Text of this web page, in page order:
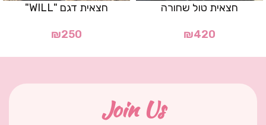
חצאית טול שחורה
₪420
חצאית דגם "WILL"
₪250
Join Us